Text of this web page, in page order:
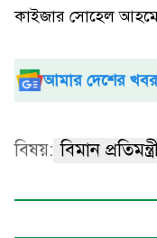
কাইজার সোহেল
আমার দেশের
বিষয়: বিমান